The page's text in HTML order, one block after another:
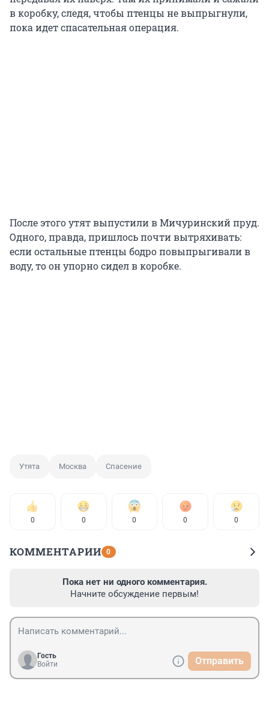
в коробку, следя, чтобы птенцы не выпрыгнули,
пока идет спасательная операция.
После этого утят выпустили в Мичуринский пруд.
Одного, правда, пришлось почти вытряхивать:
если остальные птенцы бодро повыпрыгивали в
воду, то он упорно сидел в коробке.
Утята Москва Спасение
0 0 0 0 0
КОММЕНТАРИИ 0
Пока нет ни одного комментария.
Начните обсуждение первым!
Гость
Войти
Отправить